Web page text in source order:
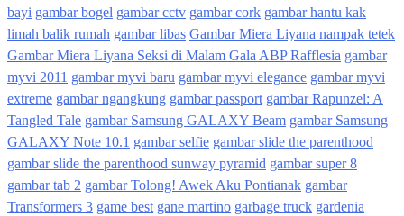
bayi gambar bogel gambar cctv gambar cork gambar hantu kak
limah balik rumah gambar libas Gambar Miera Liyana nampak tetek
Gambar Miera Liyana Seksi di Malam Gala ABP Rafflesia gambar
myvi 2011 gambar myvi baru gambar myvi elegance gambar myvi
extreme gambar ngangkung gambar passport gambar Rapunzel: A
Tangled Tale gambar Samsung GALAXY Beam gambar Samsung
GALAXY Note 10.1 gambar selfie gambar slide the parenthood
gambar slide the parenthood sunway pyramid gambar super 8
gambar tab 2 gambar Tolong! Awek Aku Pontianak gambar
Transformers 3 game best gane martino garbage truck gardenia